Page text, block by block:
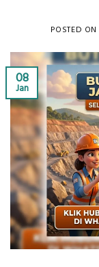
POSTED ON
08
Jan